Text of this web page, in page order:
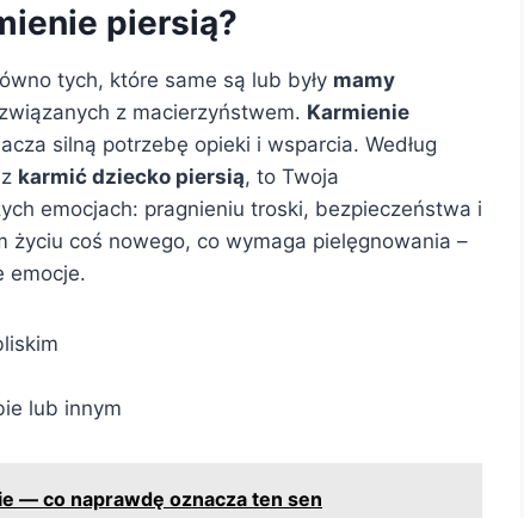
piersią?
tych, które same są lub były mamy
z macierzyństwem. Karmienie
silną potrzebę opieki i wsparcia. Według
karmić dziecko piersią, to Twoja
emocjach: pragnieniu troski, bezpieczeństwa i
życiu coś nowego, co wymaga pielęgnowania –
emocje.
lub innym
— co naprawdę oznacza ten sen